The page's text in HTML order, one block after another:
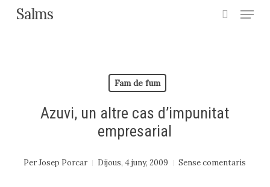
SkipSalms Menu
Fam de fum
Azuvi, un altre cas d’impunitat
empresarial
Per Josep Porcar Dijous, 4 juny, 2009 Sense comentaris